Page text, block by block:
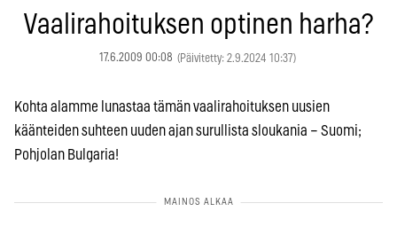
Vaalirahoituksen optinen harha?
17.6.2009 00:08 (Päivitetty: 2.9.2024 10:37)
Kohta alamme lunastaa tämän vaalirahoituksen uusien
käänteiden suhteen uuden ajan surullista sloukania – Suomi;
Pohjolan Bulgaria!